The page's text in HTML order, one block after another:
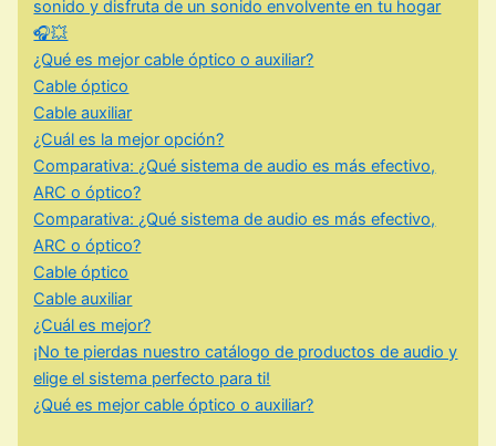
sonido y disfruta de un sonido envolvente en tu hogar
🎧💥
¿Qué es mejor cable óptico o auxiliar?
Cable óptico
Cable auxiliar
¿Cuál es la mejor opción?
Comparativa: ¿Qué sistema de audio es más efectivo,
ARC o óptico?
Comparativa: ¿Qué sistema de audio es más efectivo,
ARC o óptico?
Cable óptico
Cable auxiliar
¿Cuál es mejor?
¡No te pierdas nuestro catálogo de productos de audio y
elige el sistema perfecto para ti!
¿Qué es mejor cable óptico o auxiliar?